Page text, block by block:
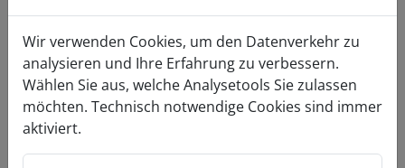
Zurück Weiter
Wir verwenden Cookies, um den Datenverkehr zu
analysieren und Ihre Erfahrung zu verbessern.
Wählen Sie aus, welche Analysetools Sie zulassen
möchten. Technisch notwendige Cookies sind immer
aktiviert.